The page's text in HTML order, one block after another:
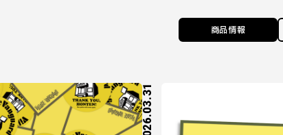
商品情報
2026.03.31